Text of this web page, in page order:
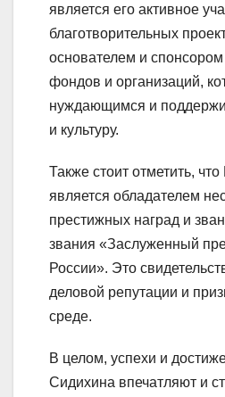
является его активное
благотворительных
основателем и спонсором
фондов и организаций,
нуждающимся и
и культуру.
Также стоит отметить,
является обладателем
престижных наград и
звания «Заслуженный
России». Это
деловой репутации и
среде.
В целом, успехи и
Сидихина впечатляют и